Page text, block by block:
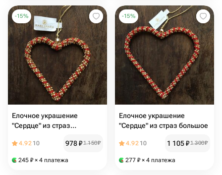
-15%
Елочное украшение
"Сердце" из страз
4.92 10 978₽1 150₽
245 ₽ × 4 платежа
-15%
Елочное украшение
"Сердце" из страз большое
4.92 10 1 105₽1 300₽
277 ₽ × 4 платежа